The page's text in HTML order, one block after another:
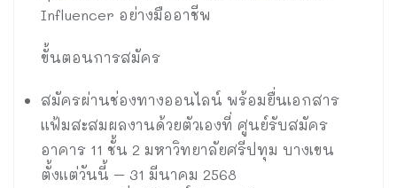
Influencer อย่างมืออาชีพ
ขั้นตอนการสมัคร
สมัครผ่านช่องทางออนไลน์ พร้อมยื่นเอกสาร
แฟ้มสะสมผลงานด้วยตัวเองที่ ศูนย์รับสมัคร
อาคาร 11 ชั้น 2 มหาวิทยาลัยศรีปทุม บางเขน
ตั้งแต่วันนี้ – 31 มีนาคม 2568